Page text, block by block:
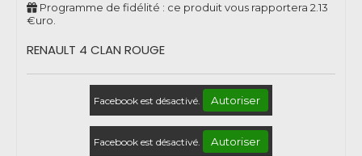
Programme de fidélité : ce produit vous rapportera 2.13
€uro.
RENAULT 4 CLAN ROUGE
Facebook est désactivé. Autoriser
Facebook est désactivé. Autoriser